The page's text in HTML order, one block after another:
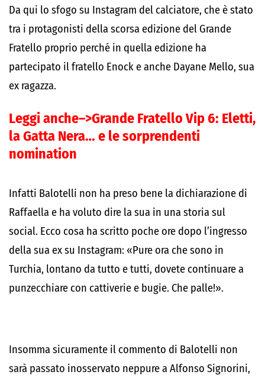
Da qui lo sfogo su Instagram del calciatore, che è stato
tra i protagonisti della scorsa edizione del Grande
Fratello proprio perché in quella edizione ha
partecipato il fratello Enock e anche Dayane Mello, sua
ex ragazza.
Leggi anche–>Grande Fratello Vip 6: Eletti,
la Gatta Nera… e le sorprendenti
nomination
Infatti Balotelli non ha preso bene la dichiarazione di
Raffaella e ha voluto dire la sua in una storia sul
social. Ecco cosa ha scritto poche ore dopo l’ingresso
della sua ex su Instagram: «Pure ora che sono in
Turchia, lontano da tutto e tutti, dovete continuare a
punzecchiare con cattiverie e bugie. Che palle!».
Insomma sicuramente il commento di Balotelli non
sarà passato inosservato neppure a Alfonso Signorini,